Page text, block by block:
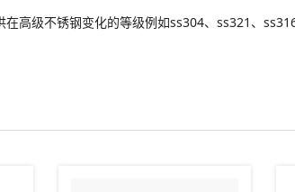
高级不锈钢变化的等级例如ss304、ss321、